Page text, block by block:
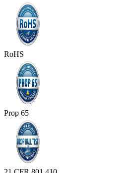
RoHS
Prop 65